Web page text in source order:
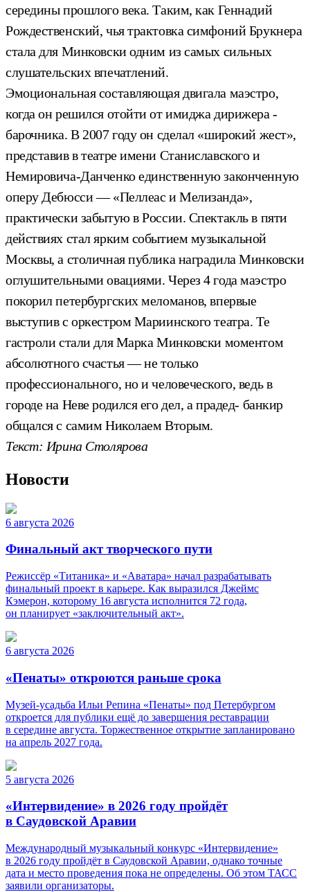
середины прошлого века. Таким, как Геннадий
Рождественский, чья трактовка симфоний Брукнера
стала для Минковски одним из самых сильных
слушательских впечатлений.
Эмоциональная составляющая двигала маэстро,
когда он решился отойти от имиджа дирижера -
барочника. В 2007 году он сделал «широкий жест»,
представив в театре имени Станиславского и
Немировича-Данченко единственную законченную
оперу Дебюсси — «Пеллеас и Мелизанда»,
практически забытую в России. Спектакль в пяти
действиях стал ярким событием музыкальной
Москвы, а столичная публика наградила Минковски
оглушительными овациями. Через 4 года маэстро
покорил петербургских меломанов, впервые
выступив с оркестром Мариинского театра. Те
гастроли стали для Марка Минковски моментом
абсолютного счастья — не только
профессионального, но и человеческого, ведь в
городе на Неве родился его дел, а прадед- банкир
общался с самим Николаем Вторым.
Текст: Ирина Столярова
Новости
6 августа 2026
Финальный акт творческого пути
Режиссёр «Титаника» и «Аватара» начал разрабатывать
финальный проект в карьере. Как выразился Джеймс
Кэмерон, которому 16 августа исполнится 72 года,
он планирует «заключительный акт».
6 августа 2026
«Пенаты» откроются раньше срока
Музей-усадьба Ильи Репина «Пенаты» под Петербургом
откроется для публики ещё до завершения реставрации
в середине августа. Торжественное открытие запланировано
на апрель 2027 года.
5 августа 2026
«Интервидение» в 2026 году пройдёт
в Саудовской Аравии
Международный музыкальный конкурс «Интервидение»
в 2026 году пройдёт в Саудовской Аравии, однако точные
дата и место проведения пока не определены. Об этом ТАСС
заявили организаторы.